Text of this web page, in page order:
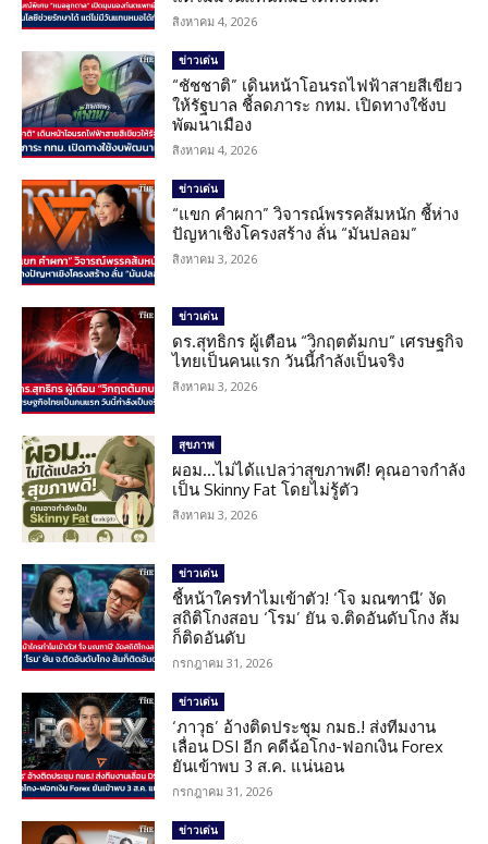
สิงหาคม 4, 2026
ข่าวเด่น
“ชัชชาติ” เดินหน้าโอนรถไฟฟ้าสายสีเขียว
ให้รัฐบาล ชี้ลดภาระ กทม. เปิดทางใช้งบ
พัฒนาเมือง
สิงหาคม 4, 2026
ข่าวเด่น
“แขก คำผกา” วิจารณ์พรรคส้มหนัก ชี้ห่าง
ปัญหาเชิงโครงสร้าง ลั่น “มันปลอม”
สิงหาคม 3, 2026
ข่าวเด่น
ดร.สุทธิกร ผู้เตือน “วิกฤตต้มกบ” เศรษฐกิจ
ไทยเป็นคนแรก วันนี้กำลังเป็นจริง
สิงหาคม 3, 2026
สุขภาพ
ผอม…ไม่ได้แปลว่าสุขภาพดี! คุณอาจกำลัง
เป็น Skinny Fat โดยไม่รู้ตัว
สิงหาคม 3, 2026
ข่าวเด่น
ชี้หน้าใครทำไมเข้าตัว! ‘โจ มณฑานี’ งัด
สถิติโกงสอบ ‘โรม’ ยัน จ.ติดอันดับโกง ส้ม
ก็ติดอันดับ
กรกฎาคม 31, 2026
ข่าวเด่น
‘ภาวุธ’ อ้างติดประชุม กมธ.! ส่งทีมงาน
เลื่อน DSI อีก คดีฉ้อโกง-ฟอกเงิน Forex
ยันเข้าพบ 3 ส.ค. แน่นอน
กรกฎาคม 31, 2026
ข่าวเด่น